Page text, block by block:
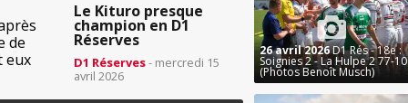
de
eux
Le Kituro presque
champion en D1
Réserves
D1 Réserves- mercredi 15
avril 2026
26 avril 2026D1 Rés - 18e :
Soignies 2 - La Hulpe 2 77-10
(Photos Benoît Musch)